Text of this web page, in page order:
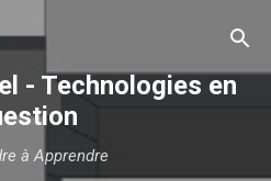
- Technologies en
à Apprendre